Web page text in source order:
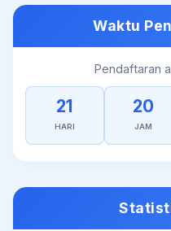
Waktu
Pendaftaran
21
HARI
20
JAM